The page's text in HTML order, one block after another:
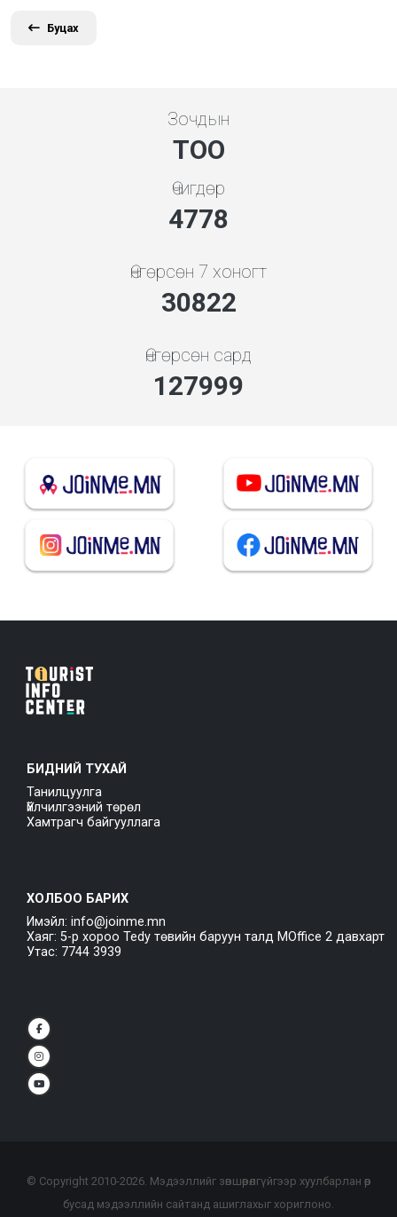
Буцах
Зочдын
ТОО
Өчигдөр
5119
Өнгөрсөн 7 хоногт
33024
Өнгөрсөн сард
137142
БИДНИЙ ТУХАЙ
Танилцуулга
Үйлчилгээний төрөл
Хамтрагч байгууллага
ХОЛБОО БАРИХ
Имэйл: info@joinme.mn
Хаяг: 5-р хороо Tedy төвийн баруун талд MOffice 2 давхарт
Утас: 7744 3939
© Copyright 2010-2026. Мэдээллийг зөвшөөрөлгүйгээр хуулбарлан өөр
бусад мэдээллийн сайтанд ашиглахыг хориглоно.